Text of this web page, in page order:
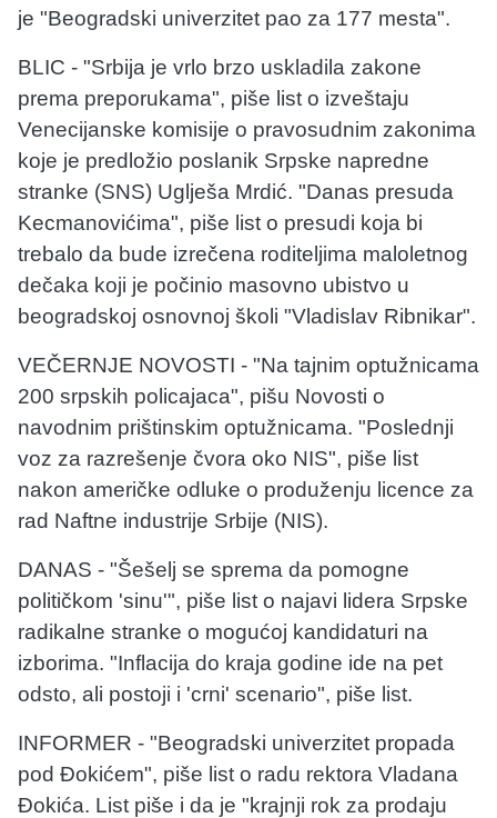
je "Beogradski univerzitet pao za 177 mesta".
BLIC - "Srbija je vrlo brzo uskladila zakone
prema preporukama", piše list o izveštaju
Venecijanske komisije o pravosudnim zakonima
koje je predložio poslanik Srpske napredne
stranke (SNS) Uglješa Mrdić. "Danas presuda
Kecmanovićima", piše list o presudi koja bi
trebalo da bude izrečena roditeljima maloletnog
dečaka koji je počinio masovno ubistvo u
beogradskoj osnovnoj školi "Vladislav Ribnikar".
VEČERNJE NOVOSTI - "Na tajnim optužnicama
200 srpskih policajaca", pišu Novosti o
navodnim prištinskim optužnicama. "Poslednji
voz za razrešenje čvora oko NIS", piše list
nakon američke odluke o produženju licence za
rad Naftne industrije Srbije (NIS).
DANAS - "Šešelj se sprema da pomogne
političkom 'sinu'", piše list o najavi lidera Srpske
radikalne stranke o mogućoj kandidaturi na
izborima. "Inflacija do kraja godine ide na pet
odsto, ali postoji i 'crni' scenario", piše list.
INFORMER - "Beogradski univerzitet propada
pod Đokićem", piše list o radu rektora Vladana
Đokića. List piše i da je "krajnji rok za prodaju